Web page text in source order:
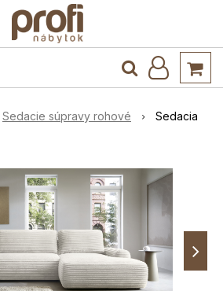
Kuchyňa a jedáleň
Sedacie súpravy rohové
Sedacia